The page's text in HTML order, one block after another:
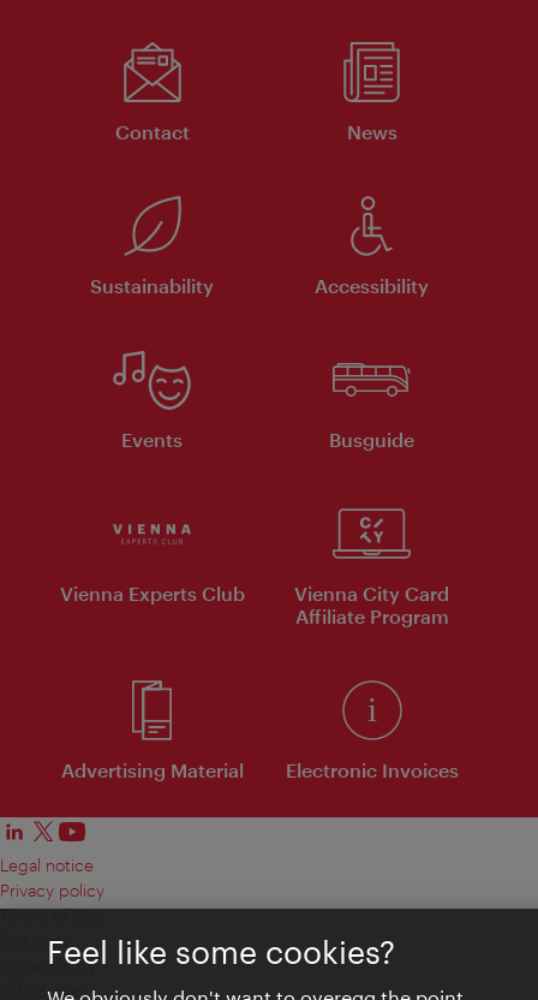
Contact News
Sustainability Accessibility
Events Busguide
Vienna Experts Club
Vienna City Card
Affiliate Program
Advertising Material Electronic Invoices
Legal notice
Privacy policy
Terms of Use
Site map
Accessibility
Contact
Feel like some cookies?